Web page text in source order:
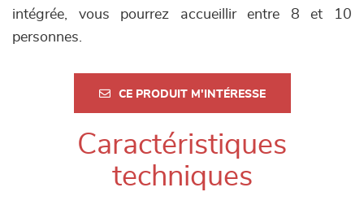
intégrée, vous pourrez accueillir entre 8 et 10
personnes.
CE PRODUIT M'INTÉRESSE
Caractéristiques
techniques